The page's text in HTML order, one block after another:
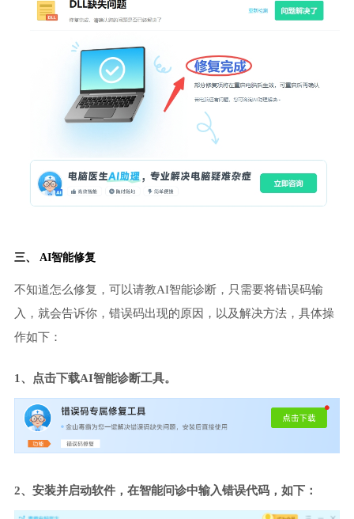
三、 AI智能修复
不知道怎么修复，可以请教AI智能诊断，只需要将错误码输
入，就会告诉你，错误码出现的原因，以及解决方法，具体操
作如下：
1、点击下载AI智能诊断工具。
2、安装并启动软件，在智能问诊中输入错误代码，如下：